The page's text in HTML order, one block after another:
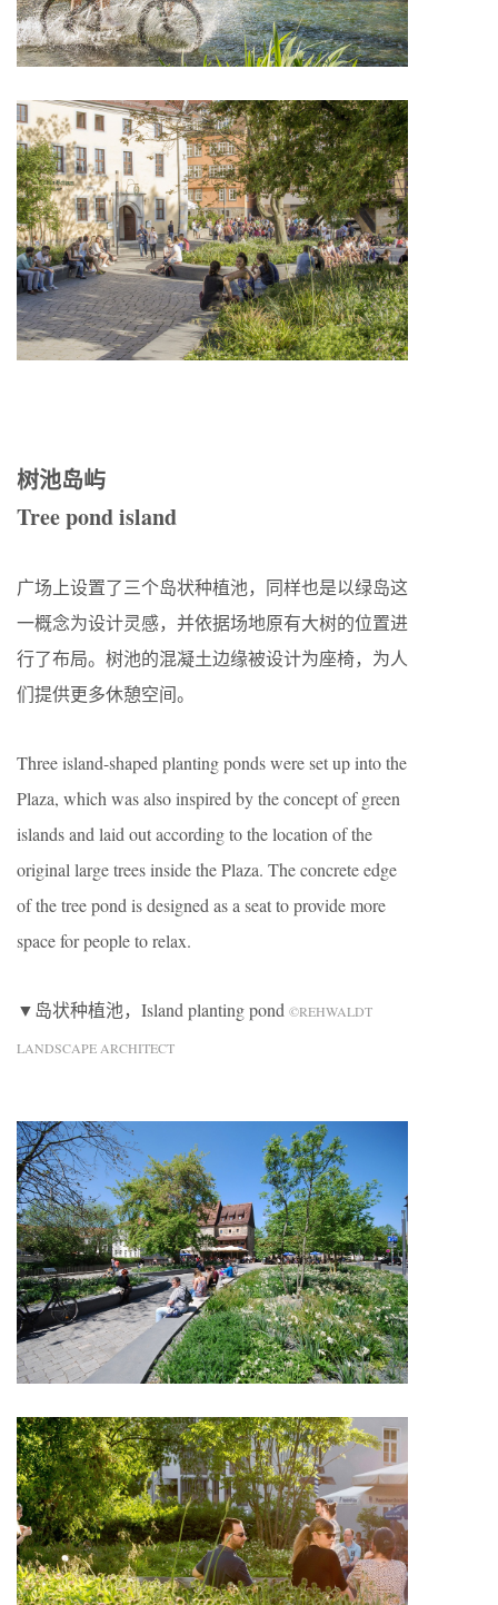
树池岛屿
Tree pond island
广场上设置了三个岛状种植池，同样也是以绿岛这
一概念为设计灵感，并依据场地原有大树的位置进
行了布局。树池的混凝土边缘被设计为座椅，为人
们提供更多休憩空间。
Three island-shaped planting ponds were set up into the
Plaza, which was also inspired by the concept of green
islands and laid out according to the location of the
original large trees inside the Plaza. The concrete edge
of the tree pond is designed as a seat to provide more
space for people to relax.
▼岛状种植池，Island planting pond ©REHWALDT
LANDSCAPE ARCHITECT